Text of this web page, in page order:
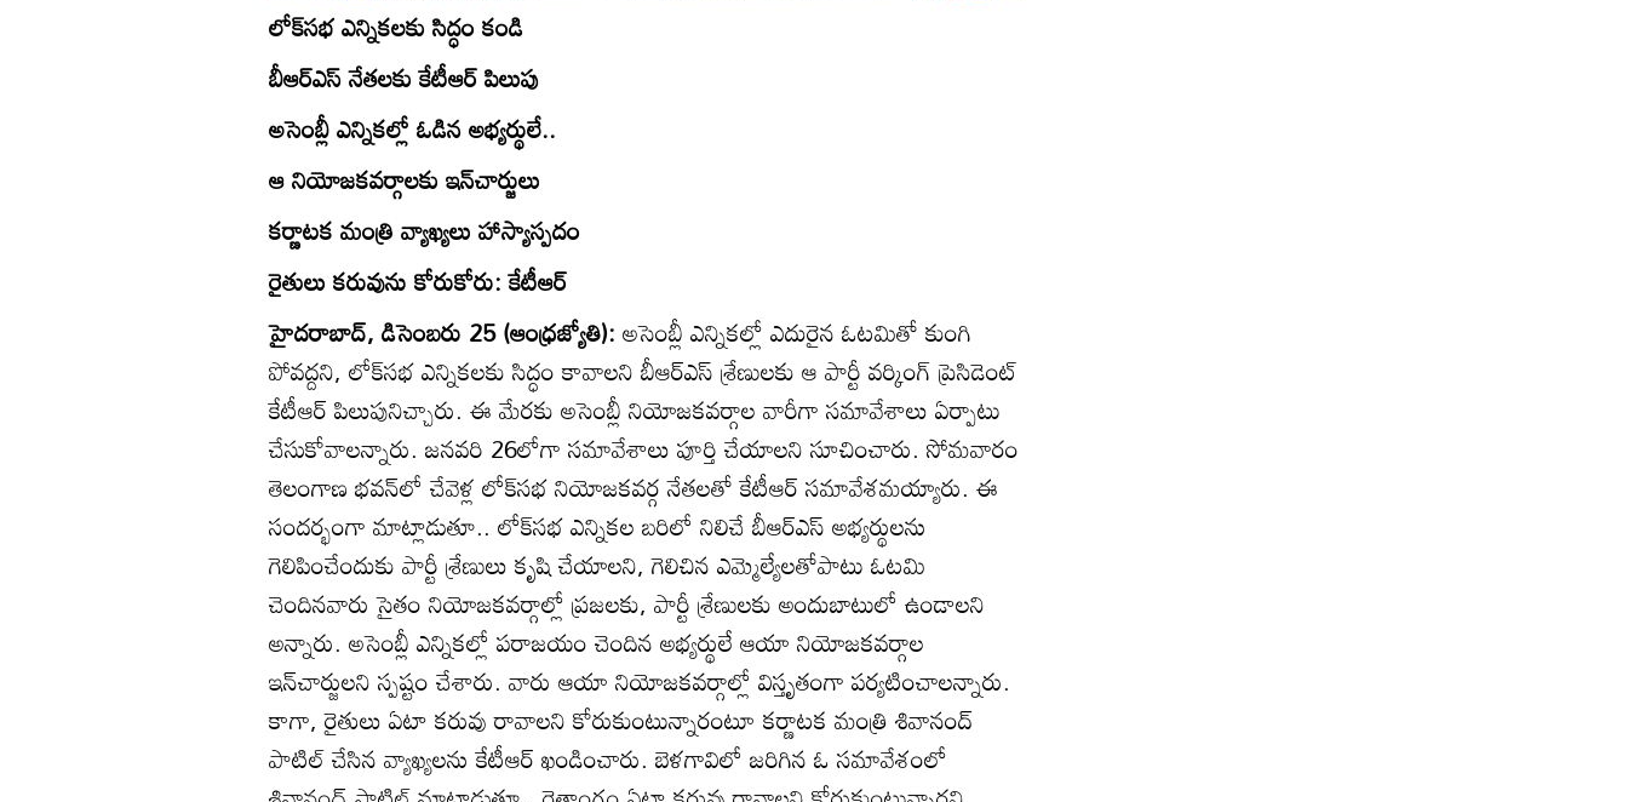
లోక్‌సభ ఎన్నికలకు సిద్ధం కండి
బీఆర్‌ఎస్‌ నేతలకు కేటీఆర్‌ పిలుపు
అసెంబ్లీ ఎన్నికల్లో ఓడిన అభ్యర్థులే..
ఆ నియోజకవర్గాలకు ఇన్‌చార్జులు
కర్ణాటక మంత్రి వ్యాఖ్యలు హాస్యాస్పదం
రైతులు కరువును కోరుకోరు: కేటీఆర్‌
హైదరాబాద్‌, డిసెంబరు 25 (ఆంధ్రజ్యోతి):అసెంబ్లీ ఎన్నికల్లో ఎదురైన ఓటమితో కుంగి
పోవద్దని, లోక్‌సభ ఎన్నికలకు సిద్ధం కావాలని బీఆర్‌ఎస్‌ శ్రేణులకు ఆ పార్టీ వర్కింగ్‌ ప్రెసిడెంట్‌
కేటీఆర్‌ పిలుపునిచ్చారు. ఈ మేరకు అసెంబ్లీ నియోజకవర్గాల వారీగా సమావేశాలు ఏర్పాటు
చేసుకోవాలన్నారు. జనవరి 26లోగా సమావేశాలు పూర్తి చేయాలని సూచించారు. సోమవారం
తెలంగాణ భవన్‌లో చేవెళ్ల లోక్‌సభ నియోజకవర్గ నేతలతో కేటీఆర్‌ సమావేశమయ్యారు. ఈ
సందర్భంగా మాట్లాడుతూ.. లోక్‌సభ ఎన్నికల బరిలో నిలిచే బీఆర్‌ఎస్‌ అభ్యర్థులను
గెలిపించేందుకు పార్టీ శ్రేణులు కృషి చేయాలని, గెలిచిన ఎమ్మెల్యేలతోపాటు ఓటమి
చెందినవారు సైతం నియోజకవర్గాల్లో ప్రజలకు, పార్టీ శ్రేణులకు అందుబాటులో ఉండాలని
అన్నారు. అసెంబ్లీ ఎన్నికల్లో పరాజయం చెందిన అభ్యర్థులే ఆయా నియోజకవర్గాల
ఇన్‌చార్జులని స్పష్టం చేశారు. వారు ఆయా నియోజకవర్గాల్లో విస్తృతంగా పర్యటించాలన్నారు.
కాగా, రైతులు ఏటా కరువు రావాలని కోరుకుంటున్నారంటూ కర్ణాటక మంత్రి శివానంద్‌
పాటిల్‌ చేసిన వ్యాఖ్యలను కేటీఆర్‌ ఖండించారు. బెళగావిలో జరిగిన ఓ సమావేశంలో